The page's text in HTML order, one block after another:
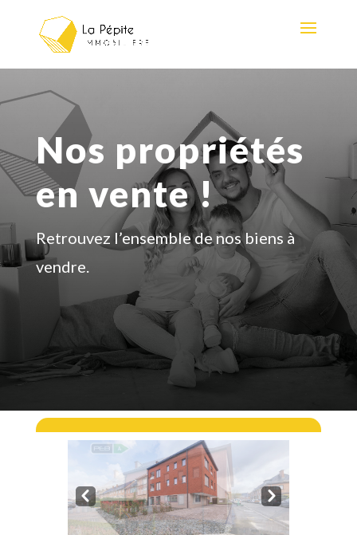
Nos propriétés
en vente !
Retrouvez l’ensemble de nos biens à
vendre.
Pre
v
Nex